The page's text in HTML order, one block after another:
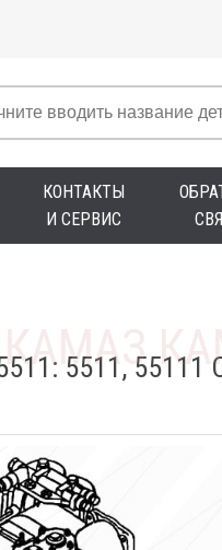
КОНТАКТЫ
И СЕРВИС
5511, 55111